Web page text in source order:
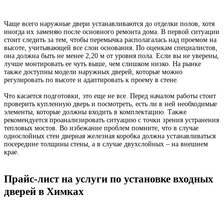
Чаще всего наружные двери устанавливаются до отделки полов, хотя
иногда их заменяю после основного ремонта дома. В первой ситуации
стоит следить за тем, чтобы перемычка располагалась над проемом на
высоте, учитывающей все слои основания. По оценкам специалистов,
она должна быть не менее 2,20 м от уровня пола. Если вы не уверены,
лучше монтировать ее чуть выше, чем слишком низко. На рынке
также доступны модели наружных дверей, которые можно
регулировать по высоте и адаптировать к проему в стене.
Что касается подготовки, это еще не все. Перед началом работы стоит
проверить купленную дверь и посмотреть, есть ли в ней необходимые
элементы, которые должны входить в комплектацию. Также
рекомендуется проанализировать ситуацию с точки зрения устранения
тепловых мостов. Во избежание проблем помните, что в случае
однослойных стен дверная железная коробка должна устанавливаться
посередине толщины стены, а в случае двухслойных – на внешнем
крае.
Прайс-лист на услуги по установке входных
дверей в Химках